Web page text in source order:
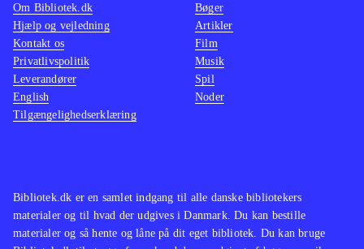
Bibliotek.dk er en samlet indgang til alle danske bibliotekers
materialer og til hvad der udgives i Danmark. Du kan bestille
materialer og så hente og låne på dit eget bibliotek. Du kan bruge
Om Bibliotek.dk
Hjælp og vejledning
Kontakt os
Privatlivspolitik
Leverandører
English
Tilgængelighedserklæring
Bøger
Artikler
Film
Musik
Spil
Noder